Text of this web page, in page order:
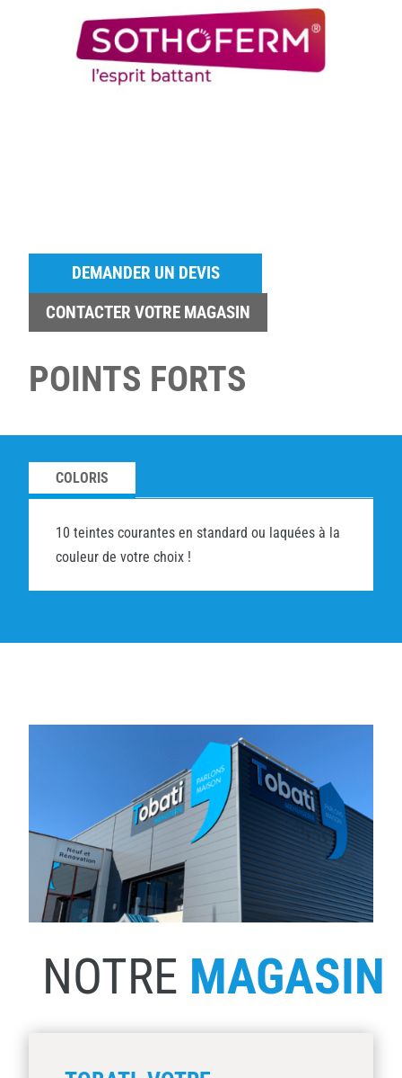
DEMANDER UN DEVIS
CONTACTER VOTRE MAGASIN
POINTS FORTS
COLORIS
10 teintes courantes en standard ou laquées à la
couleur de votre choix !
NOTRE MAGASIN